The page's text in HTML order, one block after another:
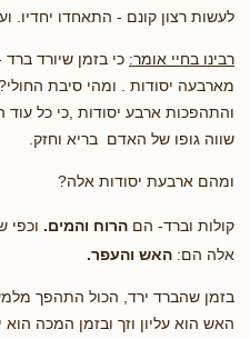
לעשות רצון קונם - התאחדו יחדיו.
רבינו בחיי אומר: כי בזמן שיורד
מארבעה יסודות . ומהי סיבת החולי?
והתהפכות ארבע יסודות ,כי כל
שווה גופו של האדם בריא וחזק.
ומהם ארבעת יסודות אלה?
קולות וברד- הם הרוח והמים. וכפי
אלה הם: האש והעפר.
בזמן שהברד ירד, הכול התהפך
האש הוא עליון וזך ובזמן המכה